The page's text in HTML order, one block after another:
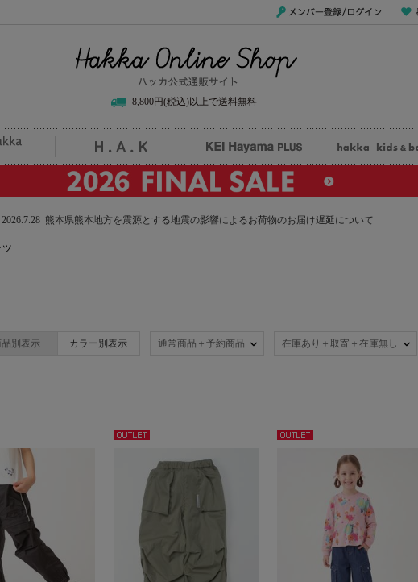
8,800円(税込)以上で送料無料
H.A.K KEI Hayama PLUS
2026.7.28 熊本県熊本地方を震源とする地震の影響によるお荷物のお届け遅延について
別表示 カラー別表示 通常商品＋予約商品 在庫あり＋取寄＋在庫無し